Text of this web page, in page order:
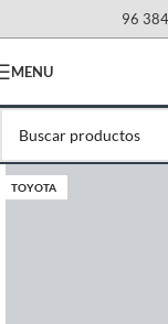
96
MENU
TOYOTA